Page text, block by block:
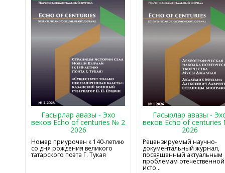
Гасырлар авазы - Эхо
веков Echo of centuries № 2
2026
Номер приурочен к 140-летию
со дня рождения великого
татарского поэта Г. Тукая
Гасырлар авазы -
веков Echo of
2026
Рецензируемый научно-
документальный журнал,
посвященный актуальным
проблемам отечественной
исто...